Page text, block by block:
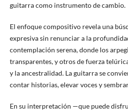
guitarra como instrumento de cambio.
El enfoque compositivo revela una
expresiva sin renunciar a la
contemplación serena, donde los
transparentes, y otros de fuerza
y la ancestralidad. La guitarra se
contar historias, elevar voces y
En su interpretación —que puede